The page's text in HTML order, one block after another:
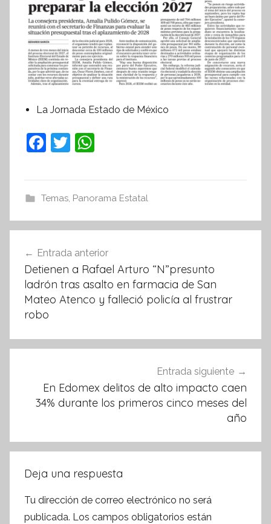
La Jornada Estado de México
F
e
b
o
k
T
er s
A
p
Temas, Panorama Estatal
de
entradas
Entrada anterior
Detienen a Rafael Arturo “N”presunto
ladrón tras asalto en farmacia de San
Mateo Atenco y falleció policía al frustrar
robo
Entrada siguiente
En Edomex delitos de alto impacto caen
34% durante los primeros cinco meses del
año
Deja una respuesta
Tu dirección de correo electrónico no será
publicada. Los campos obligatorios están